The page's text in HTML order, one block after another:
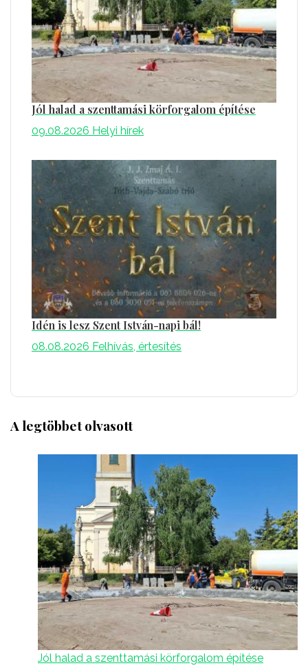
Jól halad a szenttamási körforgalom építése
09.08.2026 Helyi hírek
Idén is lesz Szent István-napi bál!
08.08.2026 Felhívás, értesítés
A legtöbbet olvasott
Jól halad a szenttamási körforgalom építése